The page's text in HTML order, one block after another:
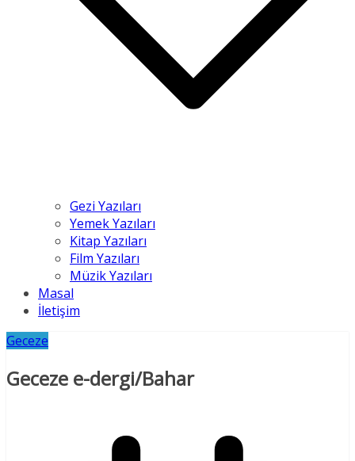
Gezi Yazıları
Yemek Yazıları
Kitap Yazıları
Film Yazıları
Müzik Yazıları
Masal
İletişim
Geceze
Geceze e-dergi/Bahar